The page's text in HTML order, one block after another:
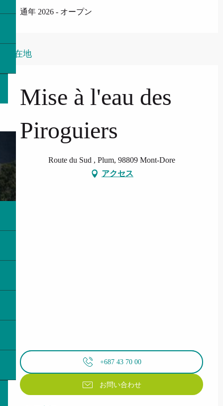
通年 2026 - オープン
所在地
Mise à l'eau des
Piroguiers
Route du Sud , Plum, 98809 Mont-Dore
アクセス
+687 43 70 00
お問い合わせ